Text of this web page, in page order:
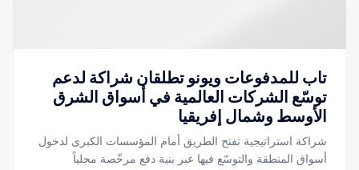
تاب للمدفوعات ويونو تطلقان شراكة لدعم
توسّع الشركات العالمية في أسواق الشرق
الأوسط وشمال إفريقيا
شراكة استراتيجية تفتح الطريق أمام المؤسسات الكبرى لدخول
أسواق المنطقة والتوسّع فيها عبر بنية دفع مرخّصة محلياً